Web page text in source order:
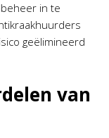
in te
geëlimineerd
van